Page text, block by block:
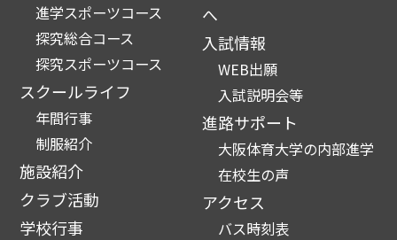
進学スポーツコース
探究総合コース
探究スポーツコース
スクールライフ
年間行事
制服紹介
施設紹介
クラブ活動
学校行事
へ
入試情報
WEB出願
入試説明会等
進路サポート
大阪体育大学の内部進学
在校生の声
アクセス
バス時刻表